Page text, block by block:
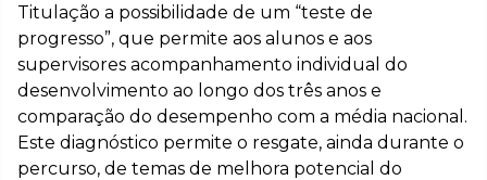
Titulação a possibilidade de um “teste de
progresso”, que permite aos alunos e aos
supervisores acompanhamento individual do
desenvolvimento ao longo dos três anos e
comparação do desempenho com a média nacional.
Este diagnóstico permite o resgate, ainda durante o
percurso, de temas de melhora potencial do